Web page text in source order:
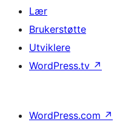
Lær
Brukerstøtte
Utviklere
WordPress.tv ↗
WordPress.com ↗